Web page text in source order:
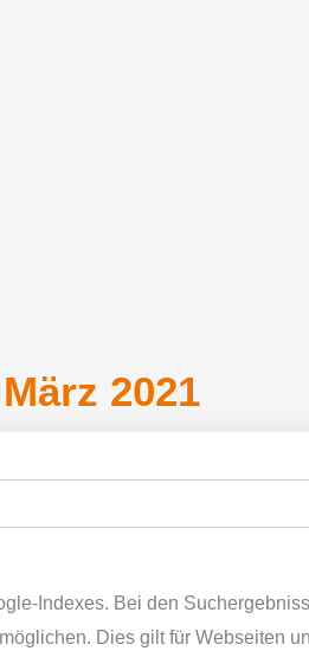
2021
Indexes. Bei den
Dies gilt für Webseiten